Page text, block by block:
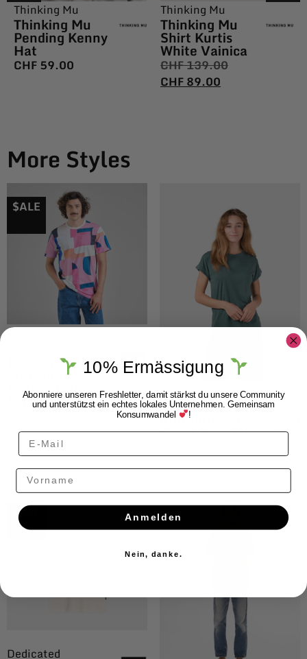
Thinking Mu
Thinking Mu
Pending Kenny
Hat
CHF59.00
Thinking Mu
Thinking Mu
Shirt Kurtis
White Vainica
CHF139.00
CHF89.00
More Styles
$ALE
Dedicated T-Shirt
Stockholm
Abstract Block
Multi Color Klitmøller
Klitmøller Shirt
Sigrid Moss Green
$ALE
Dedicated
10% Ermässigung
Abonniere unseren Freshletter, damit stärkst du unsere Community
und unterstützst ein echtes lokales Unternehmen. Gemeinsam
Konsumwandel !
Vorname
Anmelden
Nein, danke.